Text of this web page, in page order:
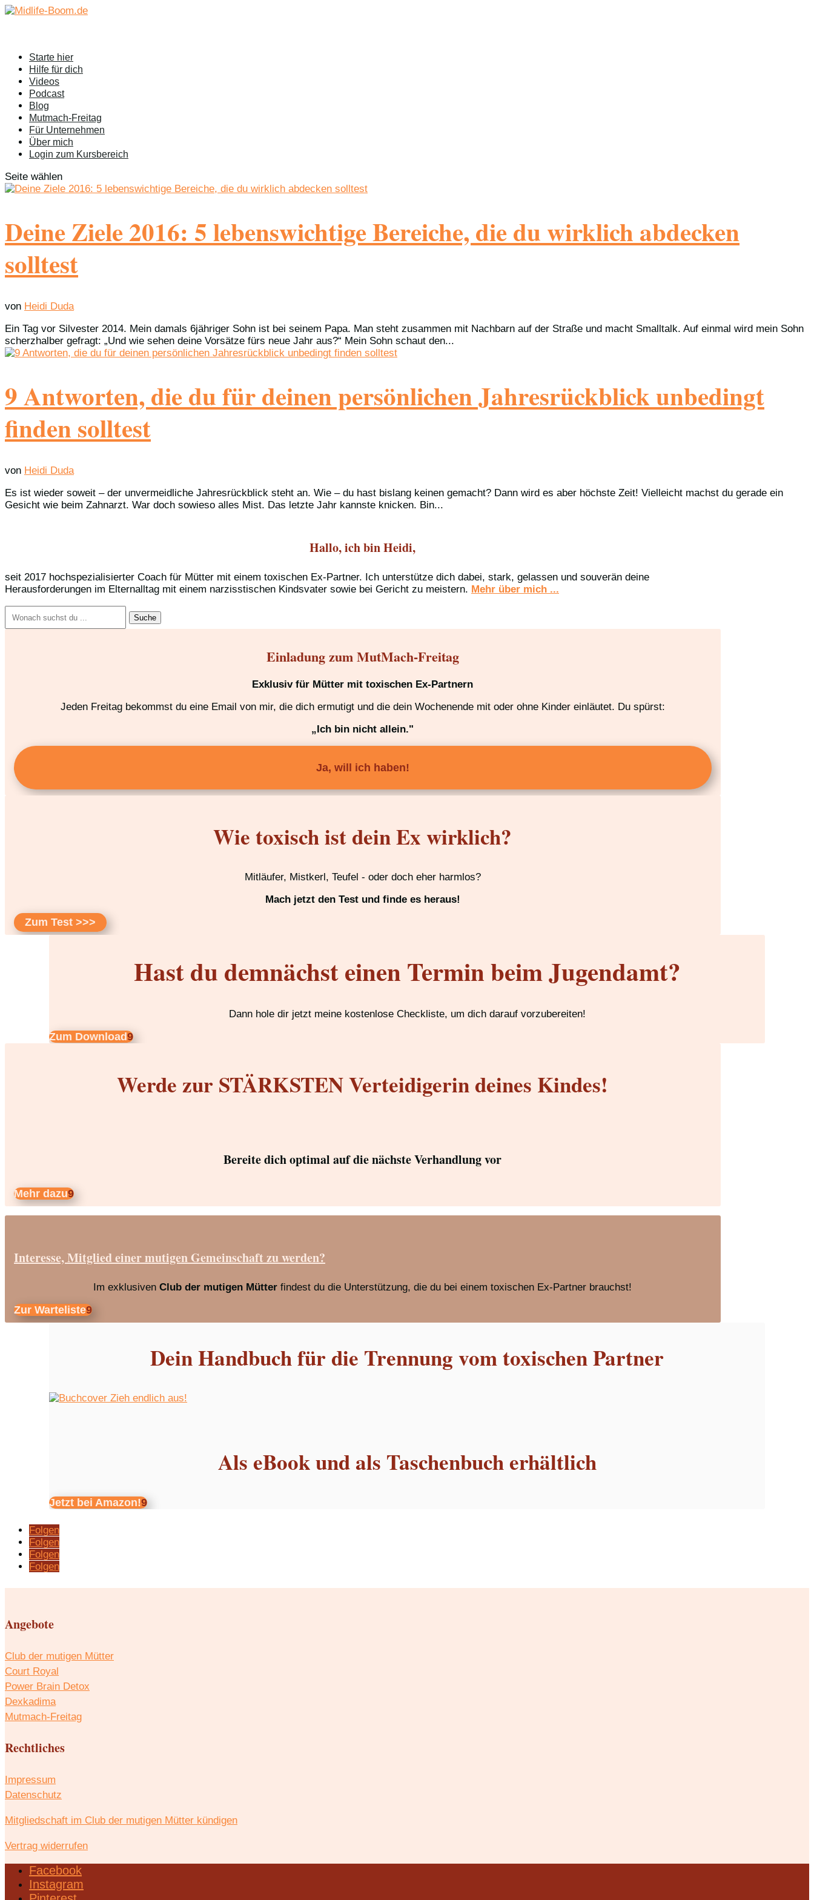
Starte hier
Hilfe für dich
Videos
Podcast
Blog
Mutmach-Freitag
Für Unternehmen
Über mich
Login zum Kursbereich
Seite wählen
Deine Ziele 2016: 5 lebenswichtige Bereiche, die du wirklich abdecken
solltest
von Heidi Duda
Ein Tag vor Silvester 2014. Mein damals 6jähriger Sohn ist bei seinem Papa. Man steht zusammen mit Nachbarn auf der Straße und macht Smalltalk. Auf einmal wird mein Sohn
scherzhalber gefragt: „Und wie sehen deine Vorsätze fürs neue Jahr aus?“ Mein Sohn schaut den...
9 Antworten, die du für deinen persönlichen Jahresrückblick unbedingt
finden solltest
von Heidi Duda
Es ist wieder soweit – der unvermeidliche Jahresrückblick steht an. Wie – du hast bislang keinen gemacht? Dann wird es aber höchste Zeit! Vielleicht machst du gerade ein
Gesicht wie beim Zahnarzt. War doch sowieso alles Mist. Das letzte Jahr kannste knicken. Bin...
Hallo, ich bin Heidi,
seit 2017 hochspezialisierter Coach für Mütter mit einem toxischen Ex-Partner. Ich unterstütze dich dabei, stark, gelassen und souverän deine
Herausforderungen im Elternalltag mit einem narzisstischen Kindsvater sowie bei Gericht zu meistern. Mehr über mich ...
nach:
Einladung zum MutMach-Freitag
Exklusiv für Mütter mit toxischen Ex-Partnern
Jeden Freitag bekommst du eine Email von mir, die dich ermutigt und die dein Wochenende mit oder ohne Kinder einläutet. Du spürst:
„Ich bin nicht allein."
Ja, will ich haben!
Wie toxisch ist dein Ex wirklich?
Mitläufer, Mistkerl, Teufel - oder doch eher harmlos?
Mach jetzt den Test und finde es heraus!
Zum Test >>>
Hast du demnächst einen Termin beim Jugendamt?
Dann hole dir jetzt meine kostenlose Checkliste, um dich darauf vorzubereiten!
Zum Download
Werde zur STÄRKSTEN Verteidigerin deines Kindes!
Bereite dich optimal auf die nächste Verhandlung vor
Mehr dazu
Interesse, Mitglied einer mutigen Gemeinschaft zu werden?
Im exklusivenClub der mutigen Mütter findest du die Unterstützung, die du bei einem toxischen Ex-Partner brauchst!
Zur Warteliste
Dein Handbuch für die Trennung vom toxischen Partner
Als eBook und als Taschenbuch erhältlich
Jetzt bei Amazon!
Folgen
Folgen
Folgen
Folgen
Angebote
Club der mutigen Mütter
Court Royal
Power Brain Detox
Dexkadima
Mutmach-Freitag
Rechtliches
Impressum
Datenschutz
Mitgliedschaft im Club der mutigen Mütter kündigen
Vertrag widerrufen
Facebook
Instagram